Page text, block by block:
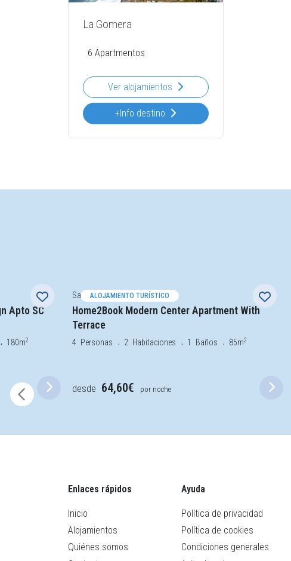
La Gomera
6 Apartmentos
Ver alojamientos
+Info destino
Apto SC
180m2
ALOJAMIENTO TURÍSTICO
Santa Cruz de Tenerife
Home2Book Modern Center Apartment With
Terrace
4 Personas 2 Habitaciones 1 Baños 85m2
desde 64,60€ por noche
Enlaces rápidos
Inicio
Alojamientos
Quiénes somos
Ayuda
Política de privacidad
Política de cookies
Condiciones generales